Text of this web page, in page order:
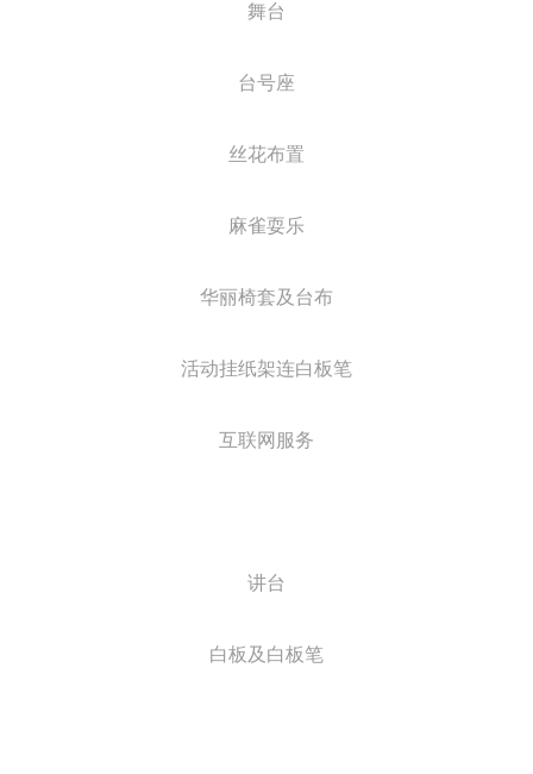
舞台
台号座
丝花布置
麻雀耍乐
华丽椅套及台布
活动挂纸架连白板笔
互联网服务
讲台
白板及白板笔